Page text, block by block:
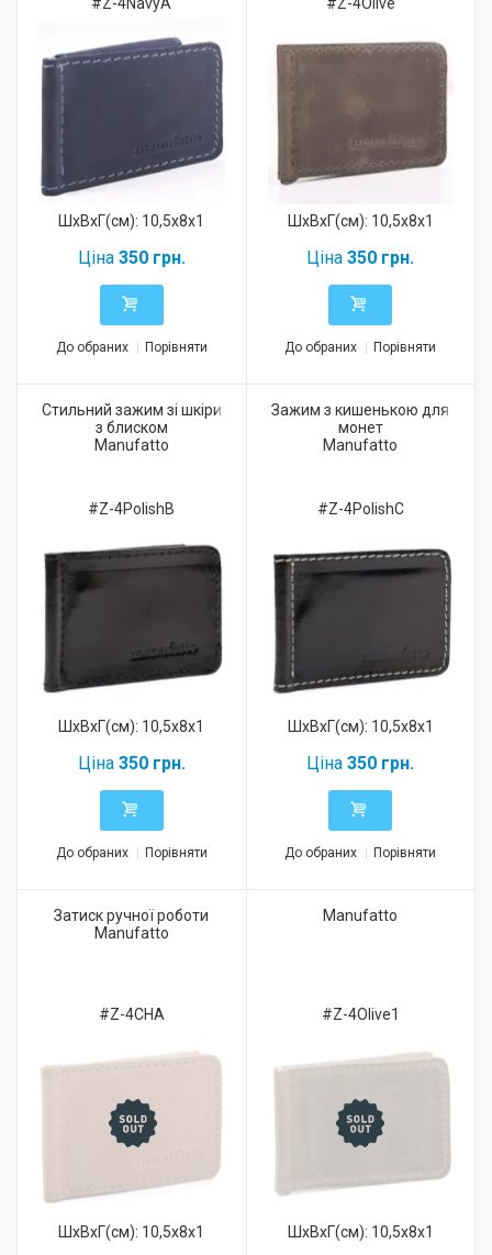
ШхВхГ(см): 10,5x8x1
Ціна 350 грн.
До обраних Порівняти
ШхВхГ(см): 10,5x8x1
Ціна 350 грн.
До обраних Порівняти
Стильний зажим зі шкіри
з блиском
Manufatto
#Z-4PolishB
ШхВхГ(см): 10,5x8x1
Ціна 350 грн.
До обраних Порівняти
Зажим з кишенькою для
монет
Manufatto
#Z-4PolishC
ШхВхГ(см): 10,5x8x1
Ціна 350 грн.
До обраних Порівняти
Затиск ручної роботи
Manufatto
#Z-4CHA
ШхВхГ(см): 10,5x8x1
Manufatto
#Z-4Olive1
ШхВхГ(см): 10,5x8x1